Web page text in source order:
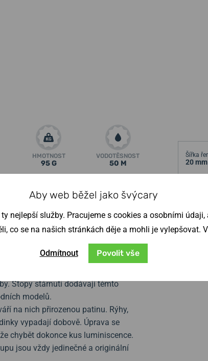
HMOTNOST
95 G
VODOTĚSNOST
50 M
pilotním designem, který se
fanoušků těší velké
hodinkami ze 40. let, s
Ručně vyráběné hodinky
Stopy stárnutí dodávají těmto
modelů.
na nich přirozenou patinu. Rýhy,
vypadají dobově. Úprava se
chybět dokonce kus luminiscence.
jsou vždy jedinečné a originální
Šířka
20 mm
12,8
Aby web běžel jako švýcary
nejlepší služby. Pracujeme s cookies a osobními
co se na našich stránkách děje a mohli je vylepšovat.
Odmítnout Povolit vše